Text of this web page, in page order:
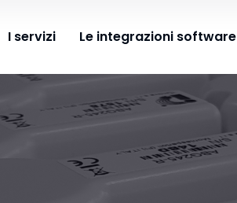
I servizi Le integrazioni software